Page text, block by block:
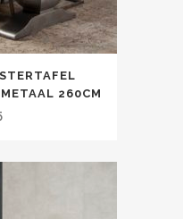
260CM